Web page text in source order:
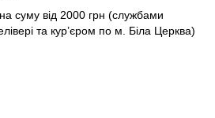
суму від 2000 грн (службами
та кур’єром по м. Біла Церква)